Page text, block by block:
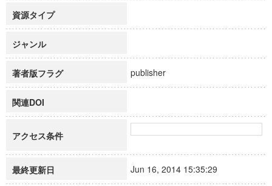
資源タイプ
ジャンル
著者版フラグ publisher
関連DOI
アクセス条件
最終更新日 Jun 16, 2014 15:35:29